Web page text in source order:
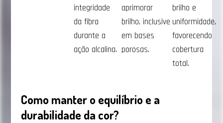
integridade
da fibra
durante a
ação alcalina.
aprimorar
brilho, inclusive
em bases
porosas.
brilho e
uniformidade,
favorecendo
cobertura
total.
Como manter o equilíbrio e a
durabilidade da cor?